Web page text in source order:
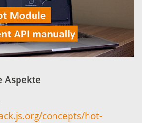
Aspekte
concepts/hot-